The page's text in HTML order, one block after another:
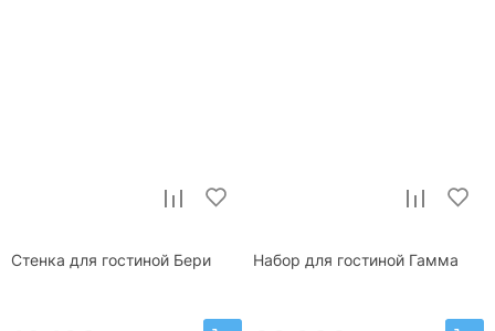
Стенка для гостиной Бери Набор для гостиной Гамма